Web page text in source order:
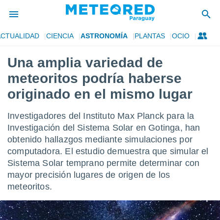
de
ha
para
que se
calidad.
a este
las
y
forma
digital
basada
CIENCIA ASTRONOMÍA PLANTAS OCIO
Una amplia variedad de
meteoritos podría haberse
originado en el mismo lugar
Investigadores del Instituto Max Planck para la
Investigación del Sistema Solar en Gotinga, han
obtenido hallazgos mediante simulaciones por
computadora. El estudio demuestra que simular el
Sistema Solar temprano permite determinar con
mayor precisión lugares de origen de los
meteoritos.